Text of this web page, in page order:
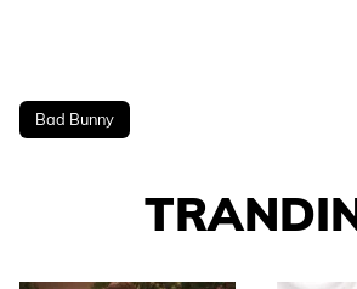
Bad Bunny